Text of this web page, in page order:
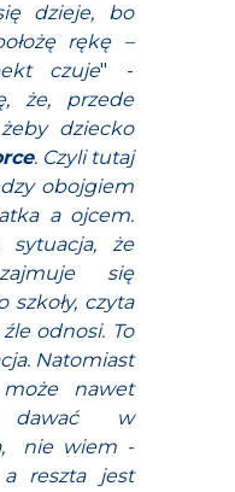
dzieje, bo
rękę –
czuje" -
że, przede
dziecko
. Czyli tutaj
obojgiem
a ojcem.
że
się
czyta
odnosi. To
Natomiast
nawet
dawać w
nie wiem -
a reszta jest